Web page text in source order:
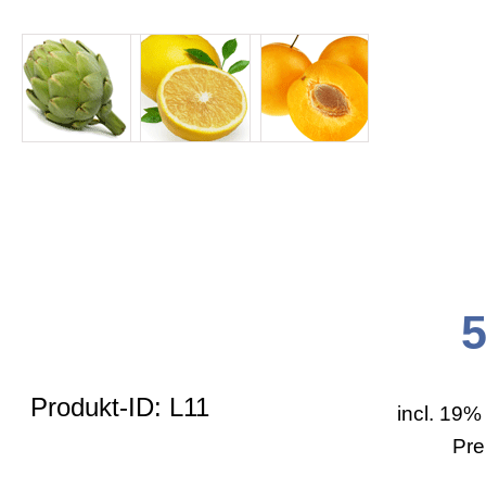
Weinprobe im Weingut
Bestellformular
Produkt-ID: L11
incl.